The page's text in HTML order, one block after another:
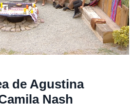
de Agustina
Nash